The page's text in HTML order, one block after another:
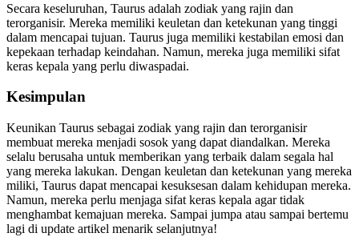
Secara keseluruhan, Taurus adalah zodiak yang rajin dan
terorganisir. Mereka memiliki keuletan dan ketekunan yang tinggi
dalam mencapai tujuan. Taurus juga memiliki kestabilan emosi dan
kepekaan terhadap keindahan. Namun, mereka juga memiliki sifat
keras kepala yang perlu diwaspadai.
Kesimpulan
Keunikan Taurus sebagai zodiak yang rajin dan terorganisir
membuat mereka menjadi sosok yang dapat diandalkan. Mereka
selalu berusaha untuk memberikan yang terbaik dalam segala hal
yang mereka lakukan. Dengan keuletan dan ketekunan yang mereka
miliki, Taurus dapat mencapai kesuksesan dalam kehidupan mereka.
Namun, mereka perlu menjaga sifat keras kepala agar tidak
menghambat kemajuan mereka. Sampai jumpa atau sampai bertemu
lagi di update artikel menarik selanjutnya!